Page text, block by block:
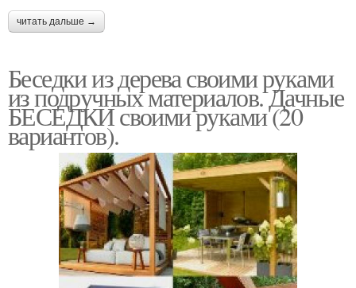
читать дальше →
Беседки из дерева своими руками
из подручных материалов. Дачные
БЕСЕДКИ своими руками (20
вариантов).